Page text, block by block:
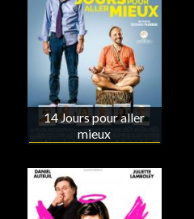
14 Jours pour aller
mieux